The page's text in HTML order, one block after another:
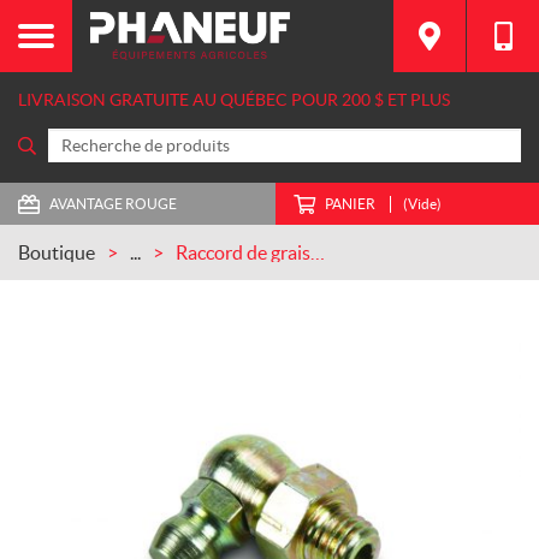
LIVRAISON GRATUITE AU QUÉBEC POUR 200 $ ET PLUS
AVANTAGE ROUGE PANIER (Vide)
Boutique ...